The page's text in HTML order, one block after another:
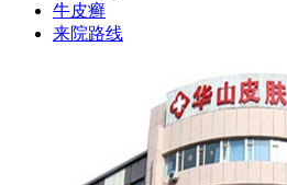
牛皮癣
来院路线